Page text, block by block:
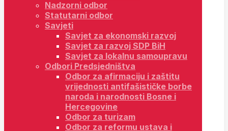
Nadzorni odbor
Statutarni odbor
Savjeti
Savjet za ekonomski razvoj
Savjet za razvoj SDP BiH
Savjet za lokalnu samoupravu
Odbori Predsjedništva
Odbor za afirmaciju i zaštitu
vrijednosti antifašističke borbe
naroda i narodnosti Bosne i
Hercegovine
Odbor za turizam
Odbor za reformu ustava i